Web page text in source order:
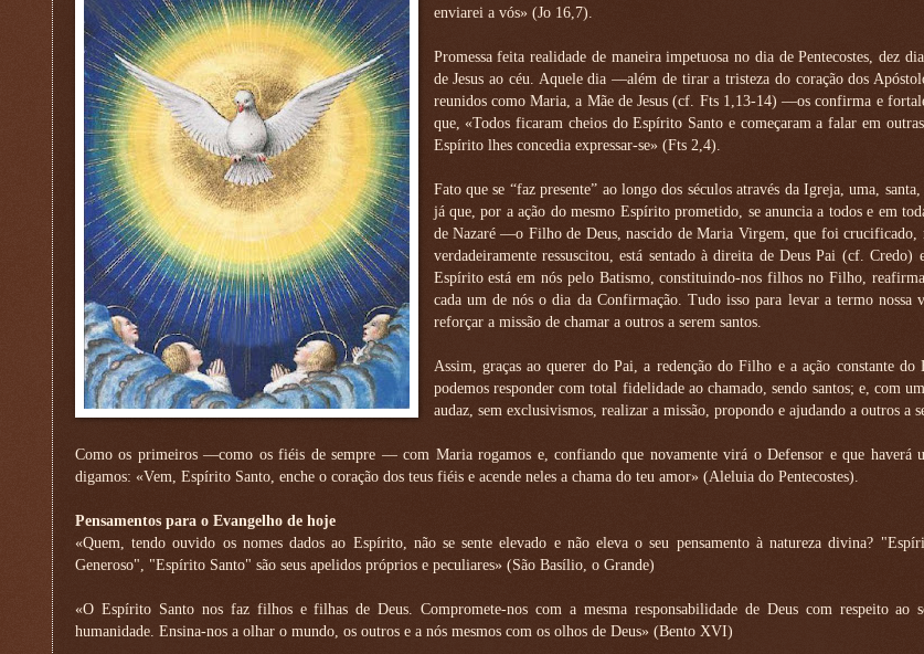
enviarei a vós» (Jo 16,7).
Promessa feita realidade de maneira impetuosa no dia de Pentecostes, dez
de Jesus ao céu. Aquele dia —além de tirar a tristeza do coração dos
reunidos como Maria, a Mãe de Jesus (cf. Fts 1,13-14) —os confirma e
que, «Todos ficaram cheios do Espírito Santo e começaram a falar em
Espírito lhes concedia expressar-se» (Fts 2,4).
Fato que se “faz presente” ao longo dos séculos através da Igreja, uma,
já que, por a ação do mesmo Espírito prometido, se anuncia a todos e em
de Nazaré —o Filho de Deus, nascido de Maria Virgem, que foi
verdadeiramente ressuscitou, está sentado à direita de Deus Pai (cf. Credo)
Espírito está em nós pelo Batismo, constituindo-nos filhos no Filho,
cada um de nós o dia da Confirmação. Tudo isso para levar a termo nossa
reforçar a missão de chamar a outros a serem santos.
Assim, graças ao querer do Pai, a redenção do Filho e a ação constante do
podemos responder com total fidelidade ao chamado, sendo santos; e, com
audaz, sem exclusivismos, realizar a missão, propondo e ajudando a outros a
Como os primeiros —como os fiéis de sempre — com Maria rogamos e, confiando que novamente virá o Defensor e que haverá
digamos: «Vem, Espírito Santo, enche o coração dos teus fiéis e acende neles a chama do teu amor» (Aleluia do Pentecostes).
Pensamentos para o Evangelho de hoje
«Quem, tendo ouvido os nomes dados ao Espírito, não se sente elevado e não eleva o seu pensamento à natureza divina?
Generoso", "Espírito Santo" são seus apelidos próprios e peculiares» (São Basílio, o Grande)
«O Espírito Santo nos faz filhos e filhas de Deus. Compromete-nos com a mesma responsabilidade de Deus com respeito ao
humanidade. Ensina-nos a olhar o mundo, os outros e a nós mesmos com os olhos de Deus» (Bento XVI)